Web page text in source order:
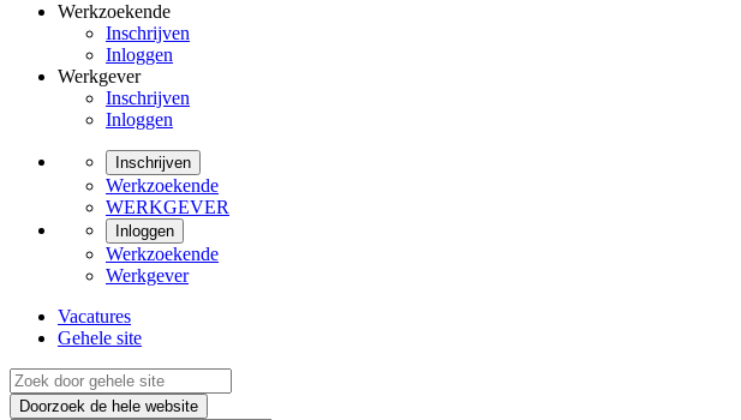
Werkzoekende
Inschrijven
Inloggen
Werkgever
Inschrijven
Inloggen
Inschrijven
Werkzoekende
WERKGEVER
Inloggen
Werkzoekende
Werkgever
Vacatures
Gehele site